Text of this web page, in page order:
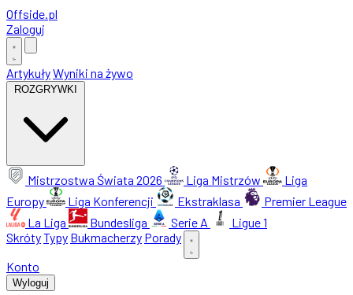
Offside.pl
Zaloguj
ArtykułyWyniki na żywo
ROZGRYWKI
Mistrzostwa Świata 2026 Liga Mistrzów
Liga
Europy
Liga Konferencji Ekstraklasa
Premier League
La Liga
Bundesliga Serie A
Ligue 1
SkrótyTypy Bukmacherzy Porady
Konto
Wyloguj